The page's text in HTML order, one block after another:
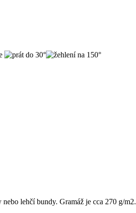
lehčí bundy. Gramáž je cca 270 g/m2.